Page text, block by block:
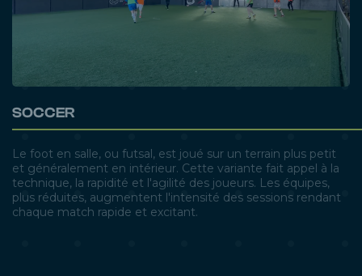
SOCCER
Le foot en salle, ou futsal, est joué sur un terrain plus petit
et généralement en intérieur. Cette variante fait appel à la
technique, la rapidité et l'agilité des joueurs. Les équipes,
plus réduites, augmentent l'intensité des sessions rendant
chaque match rapide et excitant.